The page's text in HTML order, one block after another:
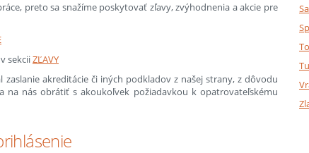
preto sa snažíme poskytovať zľavy, zvýhodnenia a akcie pre
sekciiZĽAVY
akreditácie či iných podkladov z našej strany, z dôvodu
na nás obrátiť s akoukoľvek požiadavkou k opatrovateľskému